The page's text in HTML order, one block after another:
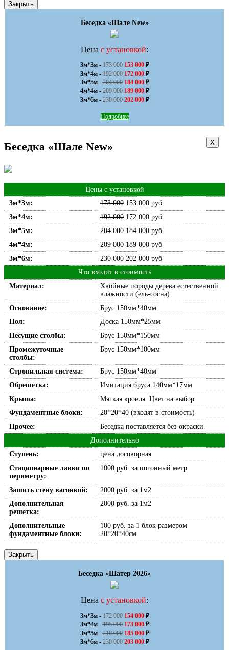
Закрыть
Беседка «Шале New»
Цена с установкой:
3м*3м - 173 000 153 000 ₽
3м*4м - 192 000 172 000 ₽
3м*5м - 204 000 184 000 ₽
4м*4м - 209 000 189 000 ₽
3м*6м - 230 000 202 000 ₽
Подробнее
Х
Беседка «Шале New»
Цены с установкой
3м*3м:
173 000 153 000 руб
3м*4м:
192 000 172 000 руб
3м*5м:
204 000 184 000 руб
4м*4м:
209 000 189 000 руб
3м*6м:
230 000 202 000 руб
Что входит в стоимость
Материал:
Хвойные породы дерева естественной
влажности (ель-сосна)
Основание:
Брус 150мм*40мм
Пол:
Доска 150мм*25мм
Несущие столбы:
Брус 150мм*150мм
Промежуточные
столбы:
Брус 150мм*100мм
Стропильная система:
Брус 150мм*40мм
Обрешетка:
Имитация бруса 140мм*17мм
Крыша:
Мягкая кровля. Цвет на выбор
Фундаментные блоки:
20*20*40 (входят в стоимость)
Прочее:
Беседка поставляется без окраски.
Дополнительно
Ступень:
цена договорная
Стационарные лавки по
периметру:
1000 руб. за погонный метр
Зашить стену вагонкой:
2000 руб. за 1м2
Дополнительная
решетка:
2000 руб. за 1м2
Дополнительные
фундаментные блоки:
100 руб. за 1 блок размером
20*20*40см
Закрыть
Беседка «Шатер 2026»
Цена с установкой:
3м*3м - 172 000 154 000 ₽
3м*4м - 195 000 173 000 ₽
3м*5м - 210 000 185 000 ₽
3м*6м - 230 000 203 000 ₽